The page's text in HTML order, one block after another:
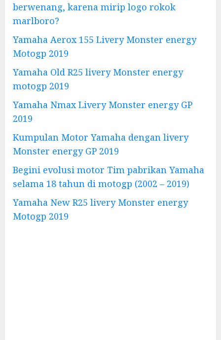
berwenang, karena mirip logo rokok
marlboro?
Yamaha Aerox 155 Livery Monster energy
Motogp 2019
Yamaha Old R25 livery Monster energy
motogp 2019
Yamaha Nmax Livery Monster energy GP
2019
Kumpulan Motor Yamaha dengan livery
Monster energy GP 2019
Begini evolusi motor Tim pabrikan Yamaha
selama 18 tahun di motogp (2002 – 2019)
Yamaha New R25 livery Monster energy
Motogp 2019